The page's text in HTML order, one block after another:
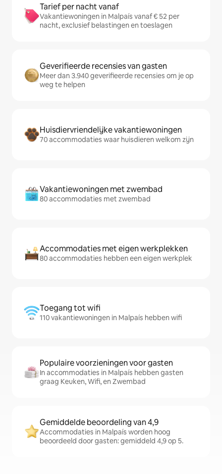
Tarief per nacht vanaf
Vakantiewoningen in Malpaís vanaf € 52 per
nacht, exclusief belastingen en toeslagen
Geverifieerde recensies van gasten
Meer dan 3.940 geverifieerde recensies om je op
weg te helpen
Huisdiervriendelijke vakantiewoningen
70 accommodaties waar huisdieren welkom zijn
Vakantiewoningen met zwembad
80 accommodaties met zwembad
Accommodaties met eigen werkplekken
80 accommodaties hebben een eigen werkplek
Toegang tot wifi
110 vakantiewoningen in Malpaís hebben wifi
Populaire voorzieningen voor gasten
In accommodaties in Malpaís hebben gasten
graag Keuken, Wifi, en Zwembad
Gemiddelde beoordeling van 4,9
Accommodaties in Malpaís worden hoog
beoordeeld door gasten: gemiddeld 4,9 op 5.